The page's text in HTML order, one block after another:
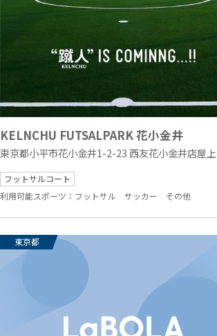
KELNCHU FUTSALPARK 花小金井
東京都小平市花小金井1-2-23 西友花小金井店屋上
フットサルコート
利用可能スポーツ： フットサル サッカー その他
東京都